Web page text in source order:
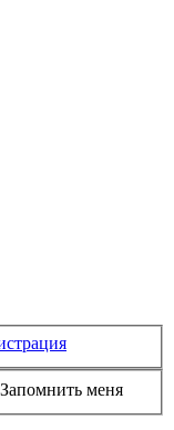
Запомнить меня